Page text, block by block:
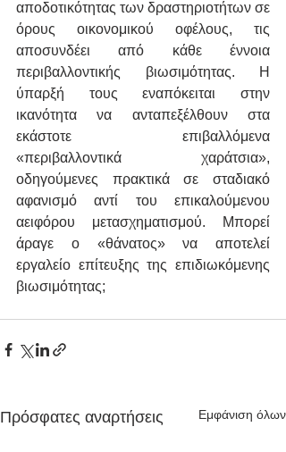
αποδοτικότητας των δραστηριοτήτων σε
όρους οικονομικού οφέλους, τις
αποσυνδέει από κάθε έννοια
περιβαλλοντικής βιωσιμότητας. Η
ύπαρξή τους εναπόκειται στην
ικανότητα να ανταπεξέλθουν στα
εκάστοτε επιβαλλόμενα
«περιβαλλοντικά χαράτσια»,
οδηγούμενες πρακτικά σε σταδιακό
αφανισμό αντί του επικαλούμενου
αειφόρου μετασχηματισμού. Μπορεί
άραγε ο «θάνατος» να αποτελεί
εργαλείο επίτευξης της επιδιωκόμενης
βιωσιμότητας;
Πρόσφατες αναρτήσεις Εμφάνιση όλων